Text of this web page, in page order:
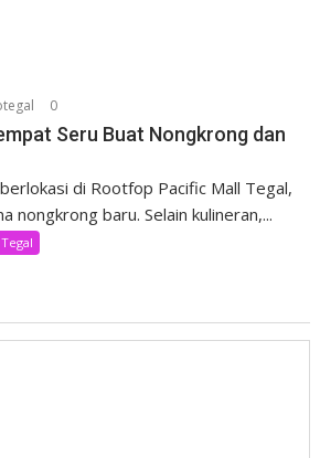
0
Seru Buat Nongkrong dan
di Rootfop Pacific Mall Tegal,
nongkrong baru. Selain kulineran,...